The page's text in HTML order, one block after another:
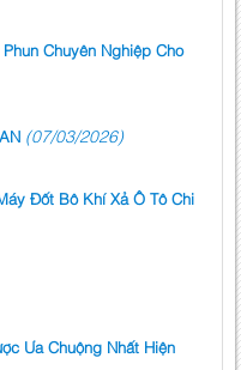
Chuyên Nghiệp Cho
(07/03/2026)
Đốt Bô Khí Xả Ô Tô Chi
Ưa Chuộng Nhất Hiện